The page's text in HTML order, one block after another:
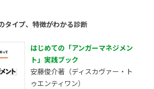
タイプ、特徴がわかる診断
はじめての「アンガーマネジメン
ト」実践ブック
安藤俊介著（ディスカヴァー・ト
ゥエンティワン）